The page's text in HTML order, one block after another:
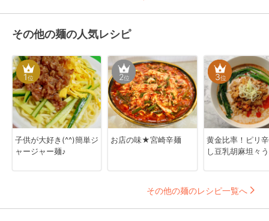
その他の麺の人気レシピ
1位
子供が大好き(^^)簡単ジ
ャージャー麺♪
2位
お店の味★宮崎辛麺
3位
黄金比率！ピリ
し豆乳胡麻坦々
その他の麺のレシピ一覧へ